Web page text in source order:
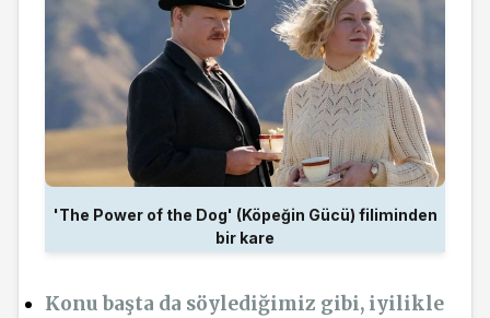
'The Power of the Dog' (Köpeğin Gücü) filiminden
bir kare
Konu başta da söylediğimiz gibi, iyilikle